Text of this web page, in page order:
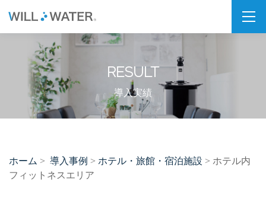
私たちの想い
SDGs
福利厚生
企業情報
拠点・パートナー紹介
RESULT
導入実績
ホーム > 導入事例 > ホテル・旅館・宿泊施設 > ホテル内
フィットネスエリア